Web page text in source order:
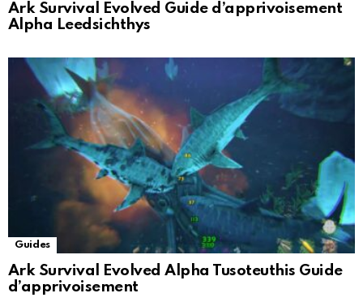
Ark Survival Evolved Guide d’apprivoisement
Alpha Leedsichthys
Guides
Ark Survival Evolved Alpha Tusoteuthis Guide
d’apprivoisement